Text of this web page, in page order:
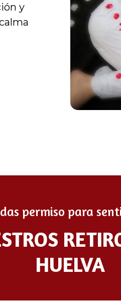
y
permiso para
HUELVA